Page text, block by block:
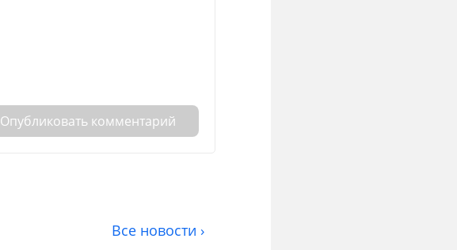
Опубликовать комментарий
Все новости ›